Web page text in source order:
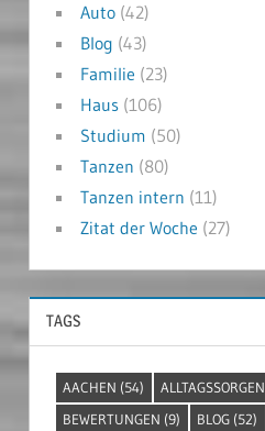
Auto(42)
Blog (43)
Familie (23)
Haus(106)
Studium (50)
Tanzen (80)
Tanzen intern (11)
Zitat der Woche (27)
TAGS
AACHEN (54) ALLTAGSSORGEN
BEWERTUNGEN (9) BLOG (52)